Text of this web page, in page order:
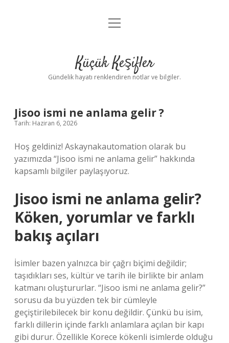
Anasayfa
Yasal Uyarı
menüyü
Küçük Keşifler
Gündelik hayatı renklendiren notlar ve bilgiler.
Jisoo ismi ne anlama gelir ?
Tarih: Haziran 6, 2026
Hoş geldiniz! Askaynakautomation olarak bu
yazımızda “Jisoo ismi ne anlama gelir” hakkında
kapsamlı bilgiler paylaşıyoruz.
Jisoo ismi ne anlama gelir?
Köken, yorumlar ve farklı
bakış açıları
İsimler bazen yalnızca bir çağrı biçimi değildir;
taşıdıkları ses, kültür ve tarih ile birlikte bir anlam
katmanı oluştururlar. “Jisoo ismi ne anlama gelir?”
sorusu da bu yüzden tek bir cümleyle
geçiştirilebilecek bir konu değildir. Çünkü bu isim,
farklı dillerin içinde farklı anlamlara açılan bir kapı
gibi durur. Özellikle Korece kökenli isimlerde olduğu